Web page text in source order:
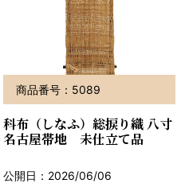
商品番号：5089
科布（しなふ）総捩り織 八寸
名古屋帯地 未仕立て品
公開日：2026/06/06